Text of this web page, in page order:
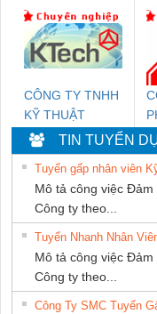
SETSUBI VIỆT
NAM
CÔNG TY TNHH
KỸ THUẬT
KTECH VIỆT
NAM
TIN TUYỂN
Tuyển gấp nhân viên
Mô tả công việc
Công ty theo...
Tuyển Nhanh Nhân
Mô tả công việc
Công ty theo...
Công Ty SMC Tuyển